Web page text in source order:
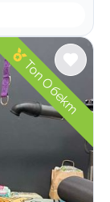
Топ Обект